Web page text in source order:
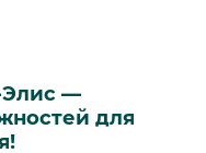
Элис —
для